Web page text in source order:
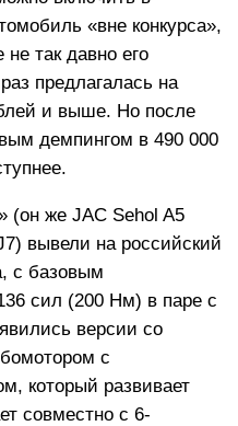
«вне конкурса»,
так давно его
предлагалась на
и выше. Но после
демпингом в 490 000
(он же JAC Sehol A5
вывели на российский
с базовым
сил (200 Нм) в паре с
версии со
с
который развивает
совместно с 6-